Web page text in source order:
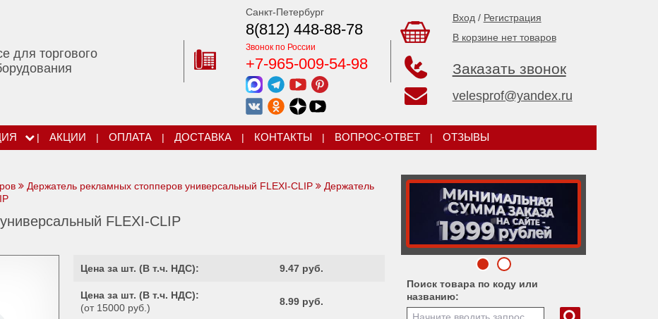
для торгового
Санкт-Петербург
8(812) 448-88-78
Звонок по России
+7-965-009-54-98
Вход / Регистрация
В корзине нет товаров
Заказать звонок
velesprof@yandex.ru
| АКЦИИ | ОПЛАТА | ДОСТАВКА | КОНТАКТЫ | ВОПРОС-ОТВЕТ | ОТЗЫВЫ
Поиск товара по коду или
названию:
Держатель рекламных стопперов универсальный FLEXI-CLIP
Держатель
FLEXI-CLIP
Цена за шт. (В т.ч. НДС): 9.47 руб.
Цена за шт. (В т.ч. НДС):
(от 15000 руб.)
8.99 руб.